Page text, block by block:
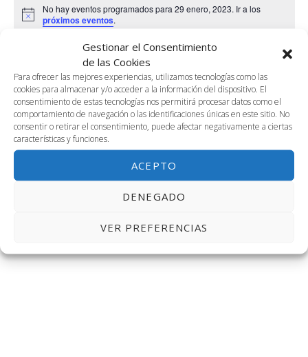
Gestionar el Consentimiento
de las Cookies
Para ofrecer las mejores experiencias, utilizamos tecnologías como las
cookies para almacenar y/o acceder a la información del dispositivo. El
consentimiento de estas tecnologías nos permitirá procesar datos como el
comportamiento de navegación o las identificaciones únicas en este sitio. No
consentir o retirar el consentimiento, puede afectar negativamente a ciertas
características y funciones.
ACEPTO
DENEGADO
VER PREFERENCIAS
29
enero,
2023
Aviso
No hay eventos programados para 29 enero, 2023. Ir a los
próximos eventos.
de
BUSCAR
de
DÍA
2023-01-29
Selecciona
la
fecha.
Día anterior Siguiente día
SUSCRIBIRSE AL CALENDARIO